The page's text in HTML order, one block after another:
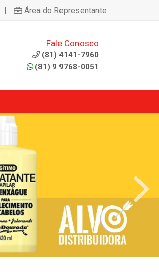
| Área do Representante
Fale Conosco
(81) 4141-7960
(81) 9 9768-0051